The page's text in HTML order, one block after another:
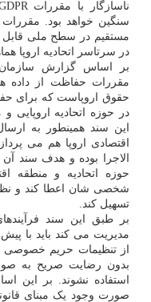
سنگین خواهد بود.
مستقیم در سطح ملی قابل
در سرتاسر اتحادیه اروپا
بر اساس گزارش سازمان
حقوق اروپاست که برای
در حوزه اتحادیه اروپایی
این سند همینطور به
الاجرا بوده و هدف سند
حوزه اتحادیه و منطقه
شخصی شان اعطا کند و
تسهیل کند.
بر طبق این سند
مدیریت می کند باید با
از تنظیمات حریم خصوصی
بدون رضایت صریح به
استفاده نشوند. بر این
صورت وجود یک مبنای